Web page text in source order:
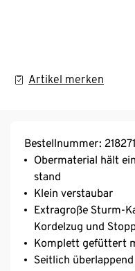
Artikel merken
Bestellnummer: 218271
Obermaterial hält
stand
Klein verstaubar
Extragroße Sturm-
Kordelzug und
Komplett gefüttert
Seitlich